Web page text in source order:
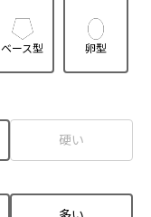
ベース型 卵型
硬い